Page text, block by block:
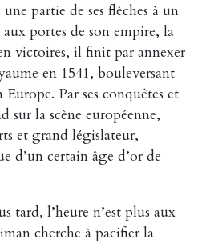
partie de ses flèches à un
portes de son empire, la
victoires, il finit par annexer
en 1541, bouleversant
Par ses conquêtes et
sur la scène européenne,
et grand législateur,
d’un certain âge d’or de
tard, l’heure n’est plus aux
cherche à pacifier la